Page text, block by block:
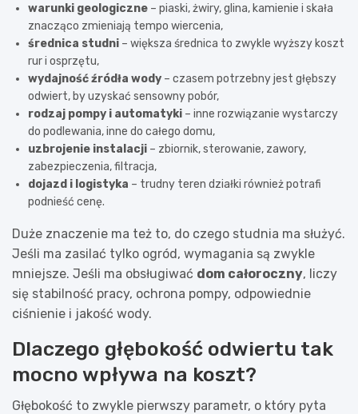
warunki geologiczne – piaski, żwiry, glina, kamienie i skała
znacząco zmieniają tempo wiercenia,
średnica studni – większa średnica to zwykle wyższy koszt
rur i osprzętu,
wydajność źródła wody – czasem potrzebny jest głębszy
odwiert, by uzyskać sensowny pobór,
rodzaj pompy i automatyki – inne rozwiązanie wystarczy
do podlewania, inne do całego domu,
uzbrojenie instalacji – zbiornik, sterowanie, zawory,
zabezpieczenia, filtracja,
dojazd i logistyka – trudny teren działki również potrafi
podnieść cenę.
Duże znaczenie ma też to, do czego studnia ma służyć.
Jeśli ma zasilać tylko ogród, wymagania są zwykle
mniejsze. Jeśli ma obsługiwać dom całoroczny, liczy
się stabilność pracy, ochrona pompy, odpowiednie
ciśnienie i jakość wody.
Dlaczego głębokość odwiertu tak
mocno wpływa na koszt?
Głębokość to zwykle pierwszy parametr, o który pyta